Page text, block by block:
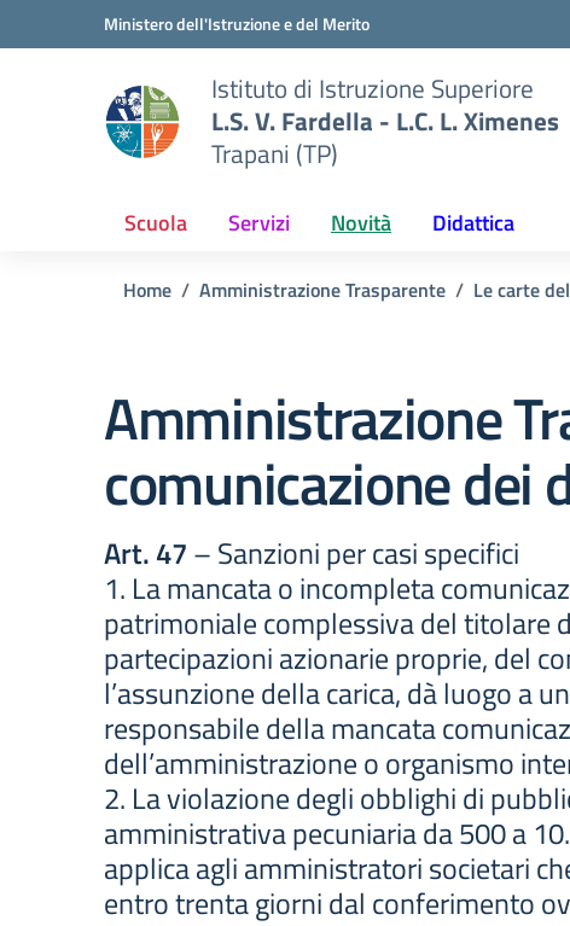
Vai ai contenuti
Vai al menu di navigazioneMinistero dell'Istruzione e del Merito
Istituto di Istruzione Superiore
L.S. V. Fardella - L.C. L. Ximenes
Trapani (TP)
Scuola Servizi Novità Didattica
Home Amministrazione Trasparente Le carte
Amministrazione
comunicazione dei
Art. 47– Sanzioni per casi specifici
1. La mancata o incompleta
patrimoniale complessiva del titolare
partecipazioni azionarie proprie, del
l’assunzione della carica, dà luogo a
responsabile della mancata
dell’amministrazione o organismo
2. La violazione degli obblighi di
amministrativa pecuniaria da 500 a
applica agli amministratori societari
entro trenta giorni dal conferimento